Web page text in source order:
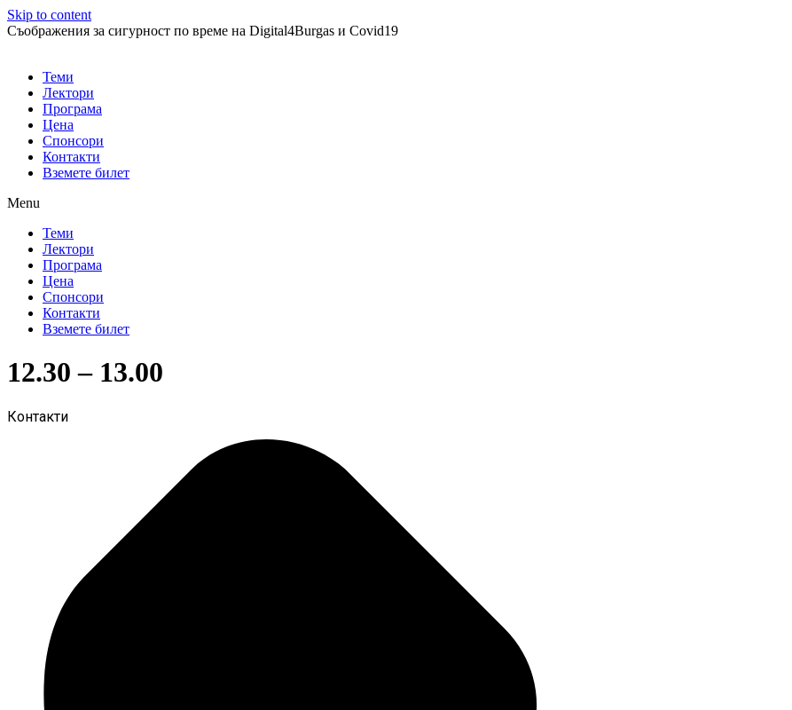
Skip to content
Съображения за сигурност по време на Digital4Burgas и Covid19
Теми
Лектори
Програма
Цена
Спонсори
Контакти
Вземете билет
Menu
Теми
Лектори
Програма
Цена
Спонсори
Контакти
Вземете билет
12.30 – 13.00
Контакти